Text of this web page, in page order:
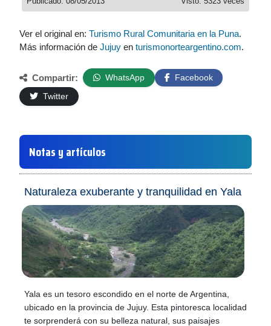
Ver el original en: Turismo Rural Comunitaria en la Puna.
Más información de Jujuy en turismonorteargentino.com.
Compartir: WhatsApp
Facebook
Twitter
Notas y artículos
Naturaleza exuberante y tranquilidad en Yala
Yala es un tesoro escondido en el norte de Argentina,
ubicado en la provincia de Jujuy. Esta pintoresca localidad
te sorprenderá con su belleza natural, sus paisajes